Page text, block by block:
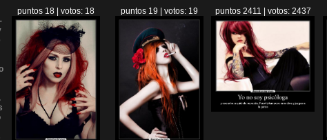
puntos 18 | votos: 18 puntos 19 | votos: 19 puntos 2411 | votos: 2437